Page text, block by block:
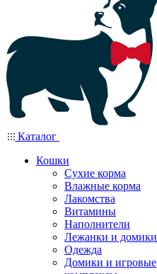
Каталог
Кошки
Сухие корма
Влажные корма
Лакомства
Витамины
Наполнители
Лежанки и домики
Одежда
Домики и игровые